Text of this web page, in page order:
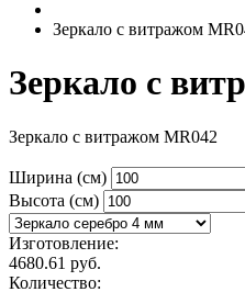
Зеркало с витражом
Зеркало с
Зеркало с витражом MR042
Ширина (см)
Высота (см)
Изготовление:
4680.61 руб.
Количество: